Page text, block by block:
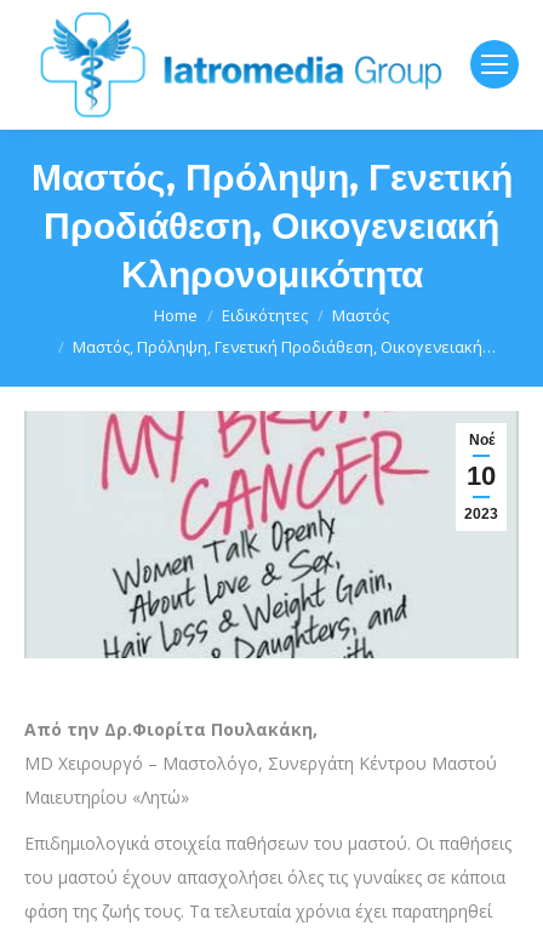
Μαστός, Πρόληψη, Γενετική
Προδιάθεση, Οικογενειακή
Κληρονομικότητα
Home Ειδικότητες
Μαστός
Μαστός, Πρόληψη, Γενετική Προδιάθεση, Οικογενειακή…
Νοέ
10
2023
Από την Δρ.Φιορίτα Πουλακάκη,
MD Χειρουργό – Μαστολόγο, Συνεργάτη Κέντρου Μαστού
Μαιευτηρίου «Λητώ»
Επιδημιολογικά στοιχεία παθήσεων του μαστού. Οι παθήσεις
του μαστού έχουν απασχολήσει όλες τις γυναίκες σε κάποια
φάση της ζωής τους. Τα τελευταία χρόνια έχει παρατηρηθεί